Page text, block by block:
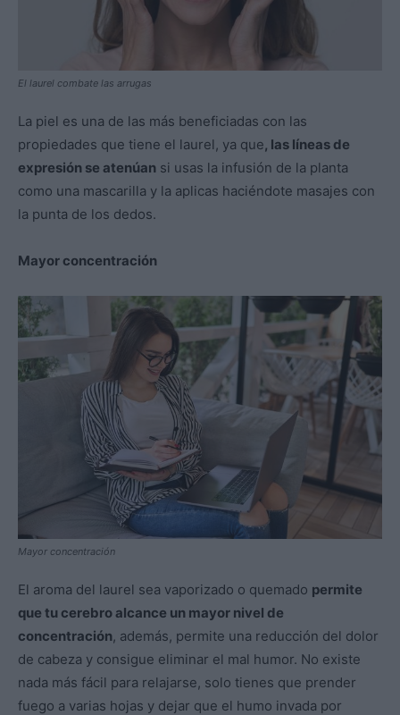
El laurel combate las arrugas
La piel es una de las más beneficiadas con las
propiedades que tiene el laurel, ya que, las líneas de
expresión se atenúan si usas la infusión de la planta
como una mascarilla y la aplicas haciéndote masajes con
la punta de los dedos.
Mayor concentración
Mayor concentración
El aroma del laurel sea vaporizado o quemado permite
que tu cerebro alcance un mayor nivel de
concentración, además, permite una reducción del dolor
de cabeza y consigue eliminar el mal humor. No existe
nada más fácil para relajarse, solo tienes que prender
fuego a varias hojas y dejar que el humo invada por